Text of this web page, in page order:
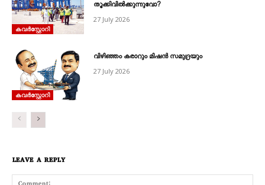
കവര്‍സ്റ്റോറി
തൂക്കിവിൽക്കുന്നുവോ?
27 July 2026
കവര്‍സ്റ്റോറി
വിഴിഞ്ഞം കരാറും മിഷൻ സമുദ്രയും
27 July 2026
LEAVE A REPLY